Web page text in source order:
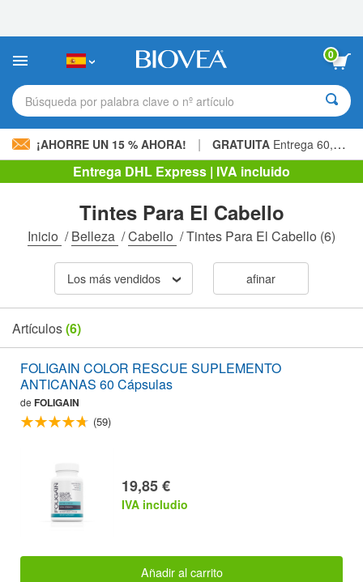
sitio
incluye
sistema
de
0
Búsqueda por palabra clave o nº artículo
¡AHORRE UN 15 % AHORA! | GRATUITA Entrega 60,00 € »
Entrega DHL Express | IVA incluido
Tintes Para El Cabello
Inicio /Belleza /Cabello /Tintes Para El Cabello (6)
Los más vendidos afinar
Artículos(6)
FOLIGAIN COLOR RESCUE SUPLEMENTO
ANTICANAS 60 Cápsulas
de FOLIGAIN
(59)
19,85 €
IVA includio
Añadir al carrito